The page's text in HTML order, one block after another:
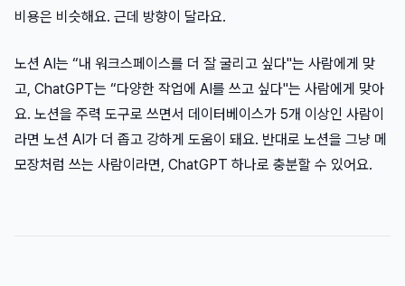
비용은 비슷해요. 근데 방향이 달라요.
노션 AI는 “내 워크스페이스를 더 잘 굴리고 싶다"는 사람에게 맞
고, ChatGPT는 “다양한 작업에 AI를 쓰고 싶다"는 사람에게 맞아
요. 노션을 주력 도구로 쓰면서 데이터베이스가 5개 이상인 사람이
라면 노션 AI가 더 좁고 강하게 도움이 돼요. 반대로 노션을 그냥 메
모장처럼 쓰는 사람이라면, ChatGPT 하나로 충분할 수 있어요.